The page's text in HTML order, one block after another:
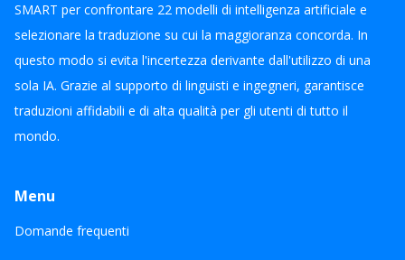
SMART per confrontare 22 modelli di intelligenza artificiale e
selezionare la traduzione su cui la maggioranza concorda. In
questo modo si evita l'incertezza derivante dall'utilizzo di una
sola IA. Grazie al supporto di linguisti e ingegneri, garantisce
traduzioni affidabili e di alta qualità per gli utenti di tutto il
mondo.
Menu
Domande frequenti